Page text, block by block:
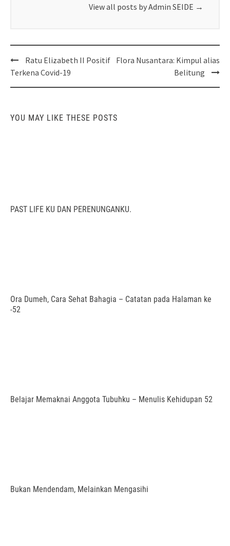
View all posts by Admin SEIDE →
Post
navigation
Ratu Elizabeth II Positif
Terkena Covid-19
Flora Nusantara: Kimpul alias
Belitung
YOU MAY LIKE THESE POSTS
PAST LIFE KU DAN PERENUNGANKU.
Ora Dumeh, Cara Sehat Bahagia – Catatan pada Halaman ke
-52
Belajar Memaknai Anggota Tubuhku – Menulis Kehidupan 52
Bukan Mendendam, Melainkan Mengasihi